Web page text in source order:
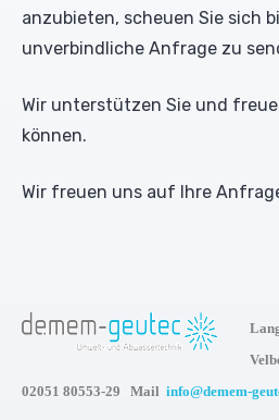
anzubieten, scheuen Sie sich
unverbindliche Anfrage zu
Wir unterstützen Sie und
können.
Wir freuen uns auf Ihre
02051 80553-29 Mail info@demem-
Sonderlösungen
Pumpen